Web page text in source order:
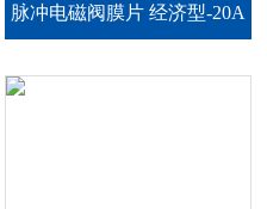
脉冲电磁阀膜片 经济型-20A